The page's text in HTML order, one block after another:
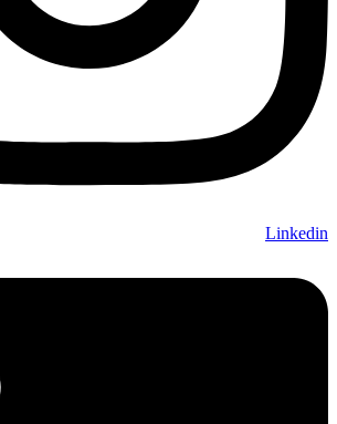
Linkedin